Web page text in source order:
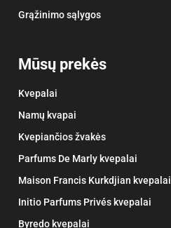
Grąžinimo sąlygos
Mūsų prekės
Kvepalai
Namų kvapai
Kvepiančios žvakės
Parfums De Marly kvepalai
Maison Francis Kurkdjian kvepalai
Initio Parfums Privés kvepalai
Byredo kvepalai